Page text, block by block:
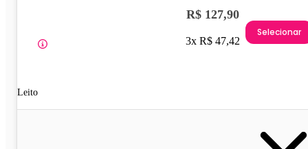
Leito
R$ 127,90
3x R$ 47,42
Selecionar